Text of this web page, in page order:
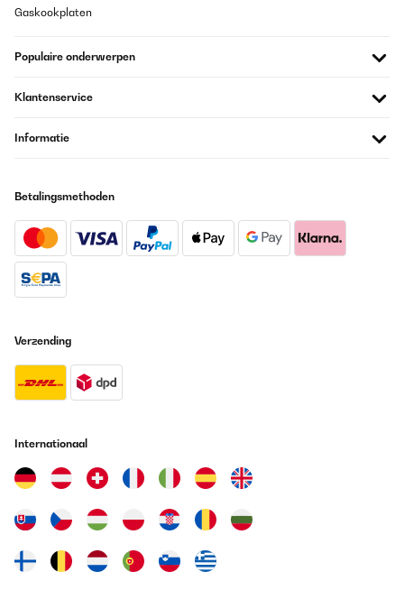
Gaskookplaten
Populaire onderwerpen
Klantenservice
Informatie
Betalingsmethoden
Verzending
Internationaal